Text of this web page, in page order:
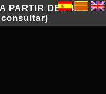
PARTIR DE 149 €